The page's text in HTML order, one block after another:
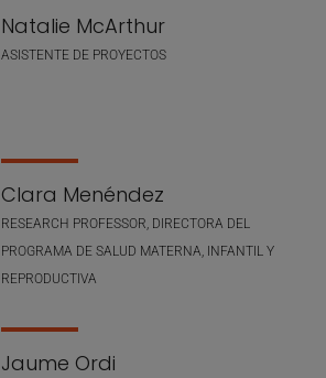
Natalie McArthur
ASISTENTE DE PROYECTOS
Clara Menéndez
RESEARCH PROFESSOR, DIRECTORA DEL
PROGRAMA DE SALUD MATERNA, INFANTIL Y
REPRODUCTIVA
Jaume Ordi